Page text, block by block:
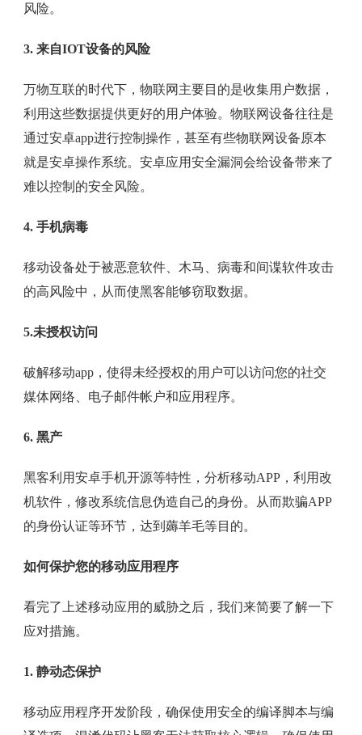
风险。
3. 来自IOT设备的风险
万物互联的时代下，物联网主要目的是收集用户数据，
利用这些数据提供更好的用户体验。物联网设备往往是
通过安卓app进行控制操作，甚至有些物联网设备原本
就是安卓操作系统。安卓应用安全漏洞会给设备带来了
难以控制的安全风险。
4. 手机病毒
移动设备处于被恶意软件、木马、病毒和间谍软件攻击
的高风险中，从而使黑客能够窃取数据。
5.未授权访问
破解移动app，使得未经授权的用户可以访问您的社交
媒体网络、电子邮件帐户和应用程序。
6. 黑产
黑客利用安卓手机开源等特性，分析移动APP，利用改
机软件，修改系统信息伪造自己的身份。从而欺骗APP
的身份认证等环节，达到薅羊毛等目的。
如何保护您的移动应用程序
看完了上述移动应用的威胁之后，我们来简要了解一下
应对措施。
1. 静动态保护
移动应用程序开发阶段，确保使用安全的编译脚本与编